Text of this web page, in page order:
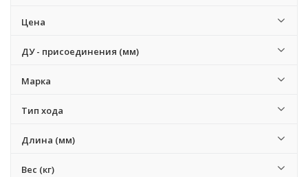
Цена
ДУ - присоединения (мм)
Марка
Тип хода
Длина (мм)
Вес (кг)